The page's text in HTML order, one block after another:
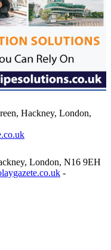
Hackney, London,
London, N16 9EH
-